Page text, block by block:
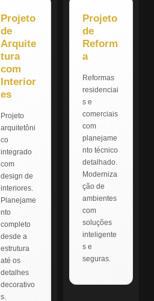
Projeto
de
Arquite
tura
com
Interior
es
Projeto
arquitetôni
co
integrado
com
design de
interiores.
Planejame
nto
completo
desde a
estrutura
até os
detalhes
decorativo
s.
Projeto
de
Reform
a
Reformas
residenciai
s e
comerciais
com
planejame
nto técnico
detalhado.
Moderniza
ção de
ambientes
com
soluções
inteligente
s e
seguras.